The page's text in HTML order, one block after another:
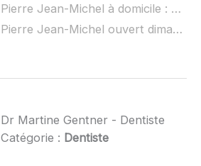
Pierre Jean-Michel à domicile :
non
Pierre Jean-Michel ouvert dimanche :
Dr Martine Gentner - Dentiste
Catégorie : Dentiste